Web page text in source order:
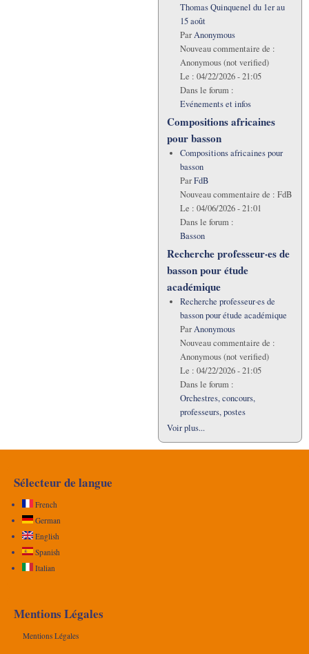
Thomas Quinquenel du 1er au
15 août
ParAnonymous
Nouveau commentaire de :
Anonymous (not verified)
Le : 04/22/2026 - 21:05
Dans le forum :
Evénements et infos
Compositions africaines
pour basson
Compositions africaines pour
basson
ParFdB
Nouveau commentaire de : FdB
Le : 04/06/2026 - 21:01
Dans le forum :
Basson
Recherche professeur·es de
basson pour étude
académique
Recherche professeur·es de
basson pour étude académique
ParAnonymous
Nouveau commentaire de :
Anonymous (not verified)
Le : 04/22/2026 - 21:05
Dans le forum :
Orchestres, concours,
professeurs, postes
Voir plus...
Sélecteur de langue
French
German
English
Spanish
Italian
Mentions Légales
Mentions Légales